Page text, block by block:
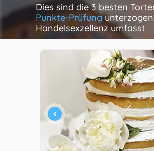
Dies sind die 3 besten
Punkte-Prüfung
Handelsexzellenz umfasst